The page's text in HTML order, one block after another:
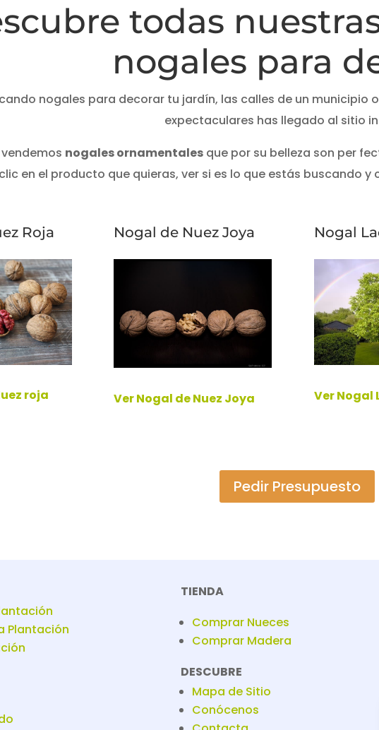
todas
nogales para
nogales para decorar tu jardín, las calles de un municipio
expectaculares has llegado al sitio
nogales ornamentales que por su belleza son per
clic en el producto que quieras, ver si es lo que estás buscando
Roja
roja
Nogal de Nuez Joya
Ver Nogal de Nuez Joya
Nogal
Ver Nogal
Pedir Presupuesto
Plantación
TIENDA
Comprar Nueces
Comprar Madera
DESCUBRE
Mapa de Sitio
Conócenos